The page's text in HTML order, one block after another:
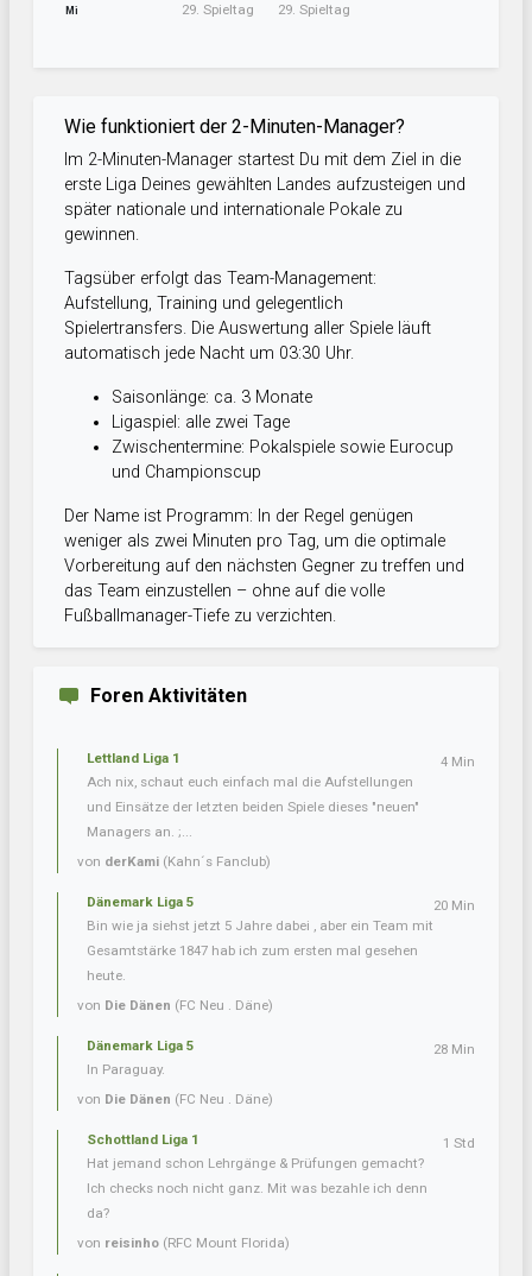
Mi 29. Spieltag
29. Spieltag
Wie funktioniert der 2-Minuten-Manager?
Im 2-Minuten-Manager startest Du mit dem Ziel in die
erste Liga Deines gewählten Landes aufzusteigen und
später nationale und internationale Pokale zu
gewinnen.
Tagsüber erfolgt das Team-Management:
Aufstellung, Training und gelegentlich
Spielertransfers. Die Auswertung aller Spiele läuft
automatisch jede Nacht um 03:30 Uhr.
Saisonlänge: ca. 3 Monate
Ligaspiel: alle zwei Tage
Zwischentermine: Pokalspiele sowie Eurocup
und Championscup
Der Name ist Programm: In der Regel genügen
weniger als zwei Minuten pro Tag, um die optimale
Vorbereitung auf den nächsten Gegner zu treffen und
das Team einzustellen – ohne auf die volle
Fußballmanager-Tiefe zu verzichten.
Foren Aktivitäten
Lettland Liga 1
Ach nix, schaut euch einfach mal die Aufstellungen
und Einsätze der letzten beiden Spiele dieses "neuen"
Managers an. ;...
von derKami (Kahn´s Fanclub)
4 Min
Dänemark Liga 5
Bin wie ja siehst jetzt 5 Jahre dabei , aber ein Team mit
Gesamtstärke 1847 hab ich zum ersten mal gesehen
heute.
von Die Dänen (FC Neu . Däne)
20 Min
Dänemark Liga 5
In Paraguay.
von Die Dänen (FC Neu . Däne)
28 Min
Schottland Liga 1
Hat jemand schon Lehrgänge & Prüfungen gemacht?
Ich checks noch nicht ganz. Mit was bezahle ich denn
da?
von reisinho (RFC Mount Florida)
1 Std